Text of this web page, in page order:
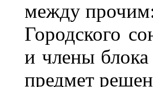
между
Городского
и члены
предмет